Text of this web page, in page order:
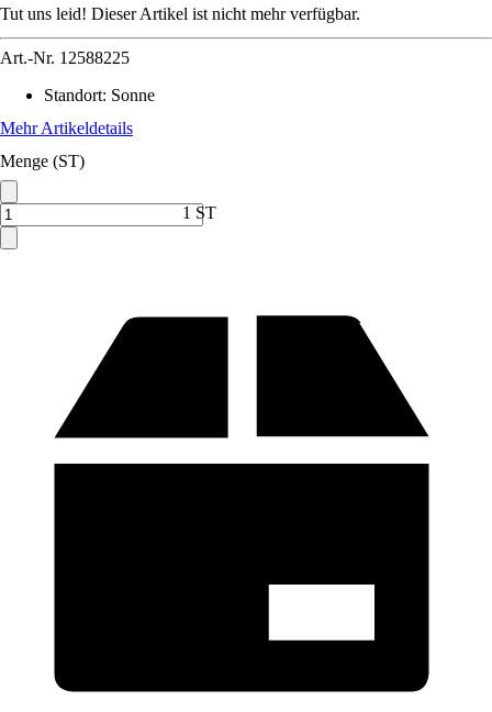
Tut uns leid! Dieser Artikel ist nicht mehr verfügbar.
Art.-Nr. 12588225
Standort: Sonne
Mehr Artikeldetails
Menge (ST)
1 ST